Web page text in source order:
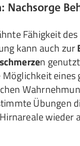
Nachsorge
Fähigkeit
kann auch zur
n
Möglichkeit eines
Übungen
wieder